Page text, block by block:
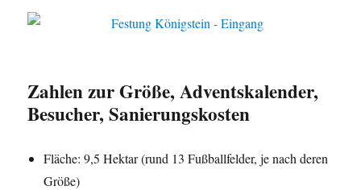
Zahlen zur Größe, Adventskalender,
Besucher, Sanierungskosten
Fläche: 9,5 Hektar (rund 13 Fußballfelder, je nach deren
Größe)